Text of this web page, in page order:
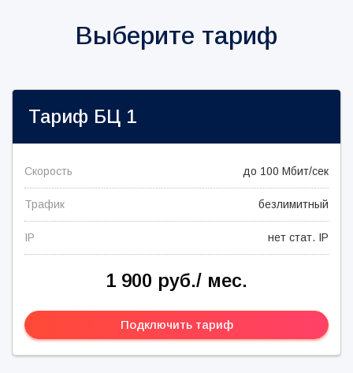
Выберите тариф
Тариф БЦ 1
Скорость до 100 Мбит/сек
Трафик безлимитный
IP нет стат. IP
1 900 руб./ мес.
Подключить тариф